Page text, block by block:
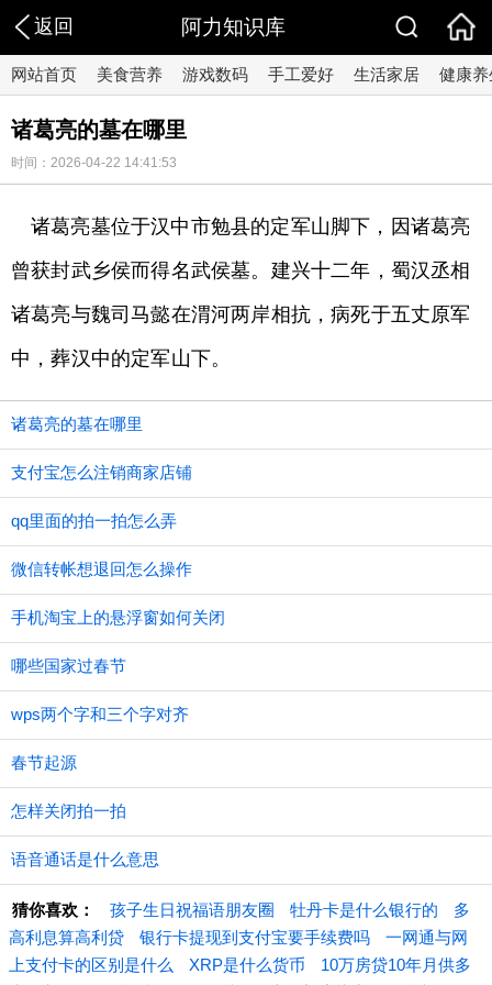
返回 阿力知识库
网站首页 美食营养 游戏数码 手工爱好 生活家居 健康养
诸葛亮的墓在哪里
时间：2026-04-22 14:41:53
诸葛亮墓位于汉中市勉县的定军山脚下，因诸葛亮
曾获封武乡侯而得名武侯墓。建兴十二年，蜀汉丞相
诸葛亮与魏司马懿在渭河两岸相抗，病死于五丈原军
中，葬汉中的定军山下。
诸葛亮的墓在哪里
支付宝怎么注销商家店铺
qq里面的拍一拍怎么弄
微信转帐想退回怎么操作
手机淘宝上的悬浮窗如何关闭
哪些国家过春节
wps两个字和三个字对齐
春节起源
怎样关闭拍一拍
语音通话是什么意思
猜你喜欢： 孩子生日祝福语朋友圈 牡丹卡是什么银行的
多
高利息算高利贷
银行卡提现到支付宝要手续费吗
一网通与网
上支付卡的区别是什么
XRP是什么货币
10万房贷10年月供多